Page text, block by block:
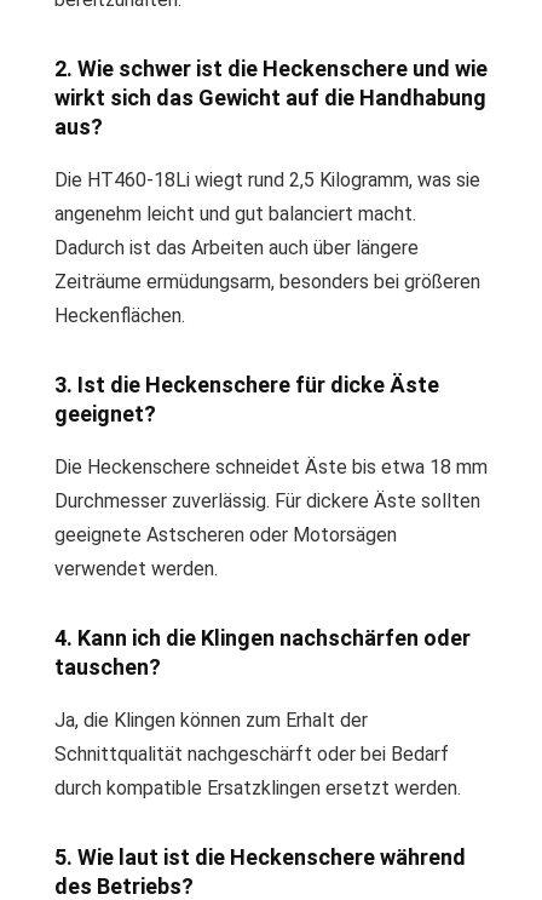
2. Wie schwer ist die Heckenschere und wie
wirkt sich das Gewicht auf die Handhabung
aus?
Die HT460-18Li wiegt rund 2,5 Kilogramm, was sie
angenehm leicht und gut balanciert macht.
Dadurch ist das Arbeiten auch über längere
Zeiträume ermüdungsarm, besonders bei größeren
Heckenflächen.
3. Ist die Heckenschere für dicke Äste
geeignet?
Die Heckenschere schneidet Äste bis etwa 18 mm
Durchmesser zuverlässig. Für dickere Äste sollten
geeignete Astscheren oder Motorsägen
verwendet werden.
4. Kann ich die Klingen nachschärfen oder
tauschen?
Ja, die Klingen können zum Erhalt der
Schnittqualität nachgeschärft oder bei Bedarf
durch kompatible Ersatzklingen ersetzt werden.
5. Wie laut ist die Heckenschere während
des Betriebs?